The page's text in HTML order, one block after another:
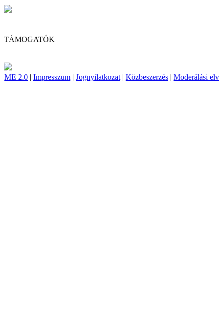
TÁMOGATÓK
ME 2.0 | Impresszum | Jognyilatkozat | Közbeszerzés | Moderálási